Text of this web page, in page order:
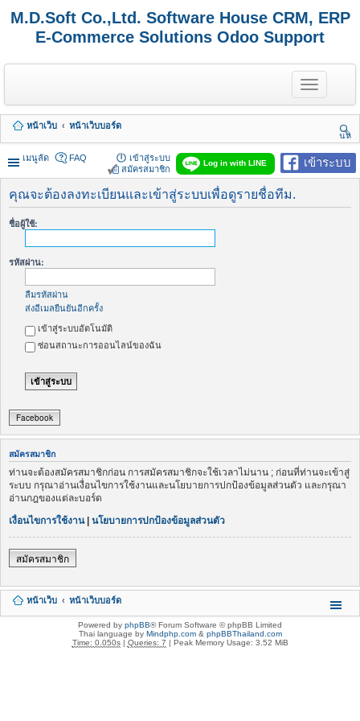
M.D.Soft Co.,Ltd. Software House CRM, ERP
E-Commerce Solutions Odoo Support
T
o
g
e
n
a
v
g
หน้าเว็บ
หน้าเว็บบอร์ด
นห
า
เมนูลัด
เข้าระบบ
Log in with LINE
FAQ
เข้าสู่ระบบ
สมัครสมาชิก
คุณจะต้องลงทะเบียนและเข้าสู่ระบบเพื่อดูรายชื่อทีม.
ชื่อผู้ใช้:
รหัสผ่าน:
ลืมรหัสผ่าน
ส่งอีเมลยืนยันอีกครั้ง
เข้าสู่ระบบอัตโนมัติ
ซ่อนสถานะการออนไลน์ของฉัน
Facebook
สมัครสมาชิก
ท่านจะต้องสมัครสมาชิกก่อน การสมัครสมาชิกจะใช้เวลาไม่นาน ; ก่อนที่ท่านจะเข้าสู่
ระบบ กรุณาอ่านเงื่อนไขการใช้งานและนโยบายการปกป้องข้อมูลส่วนตัว และกรุณา
อ่านกฎของแต่ละบอร์ด
เงื่อนไขการใช้งาน| นโยบายการปกป้องข้อมูลส่วนตัว
สมัครสมาชิก
หน้าเว็บ หน้าเว็บบอร์ด
Powered by phpBB® Forum Software © phpBB Limited
Thai language by Mindphp.com& phpBBThailand.com
Time: 0.050s| Queries: 7 | Peak Memory Usage: 3.52 MiB